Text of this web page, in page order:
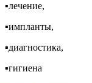
▪️лечение,
▪️импланты,
▪️диагностика,
▪️гигиена